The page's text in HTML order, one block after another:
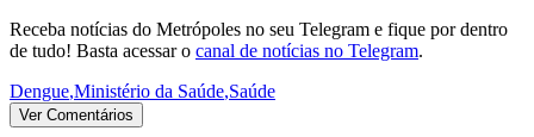
Receba notícias do Metrópoles no seu Telegram e fique por dentro
de tudo! Basta acessar o canal de notícias no Telegram.
Dengue,Ministério da Saúde,Saúde
Ver Comentários